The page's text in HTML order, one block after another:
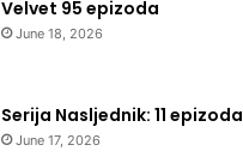
Velvet 95 epizoda
June 18, 2026
Serija Nasljednik: 11 epizoda
June 17, 2026